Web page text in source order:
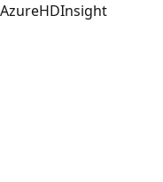
AzureHDInsight